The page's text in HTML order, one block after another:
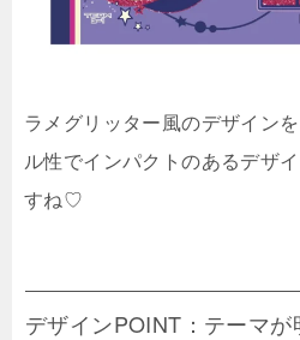
ラメグリッター風のデザイン
ル性でインパクトのあるデザ
すね♡
デザインPOINT：テーマが